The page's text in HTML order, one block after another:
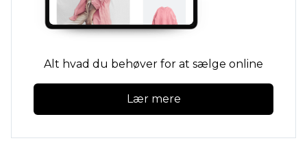
Alt hvad du behøver for at sælge online
Lær mere